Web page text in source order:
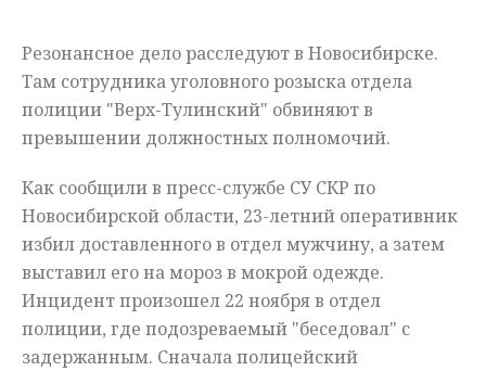
Резонансное дело расследуют в Новосибирске.
Там сотрудника уголовного розыска отдела
полиции "Верх-Тулинский" обвиняют в
превышении должностных полномочий.
Как сообщили в пресс-службе СУ СКР по
Новосибирской области, 23-летний оперативник
избил доставленного в отдел мужчину, а затем
выставил его на мороз в мокрой одежде.
Инцидент произошел 22 ноября в отдел
полиции, где подозреваемый "беседовал" с
задержанным. Сначала полицейский